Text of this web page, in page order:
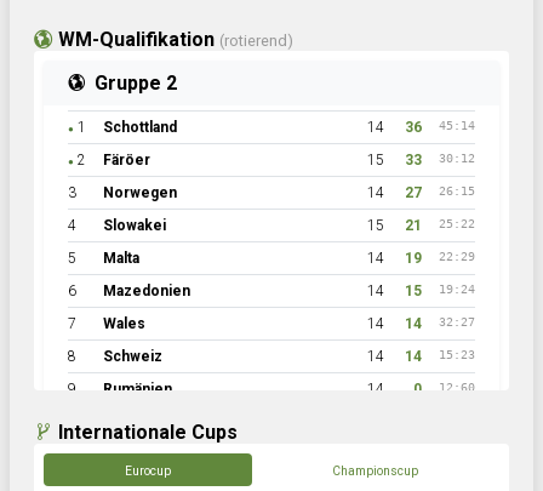
WM-Qualifikation (rotierend)
Gruppe 2
● 1 Schottland 14 36 45:14
● 2 Färöer 15 33 30:12
3 Norwegen 14 27 26:15
4 Slowakei 15 21 25:22
5 Malta 14 19 22:29
6 Mazedonien 14 15 19:24
7 Wales 14 14 32:27
8 Schweiz 14 14 15:23
9 Rumänien 14 0 12:60
Internationale Cups
Eurocup Championscup